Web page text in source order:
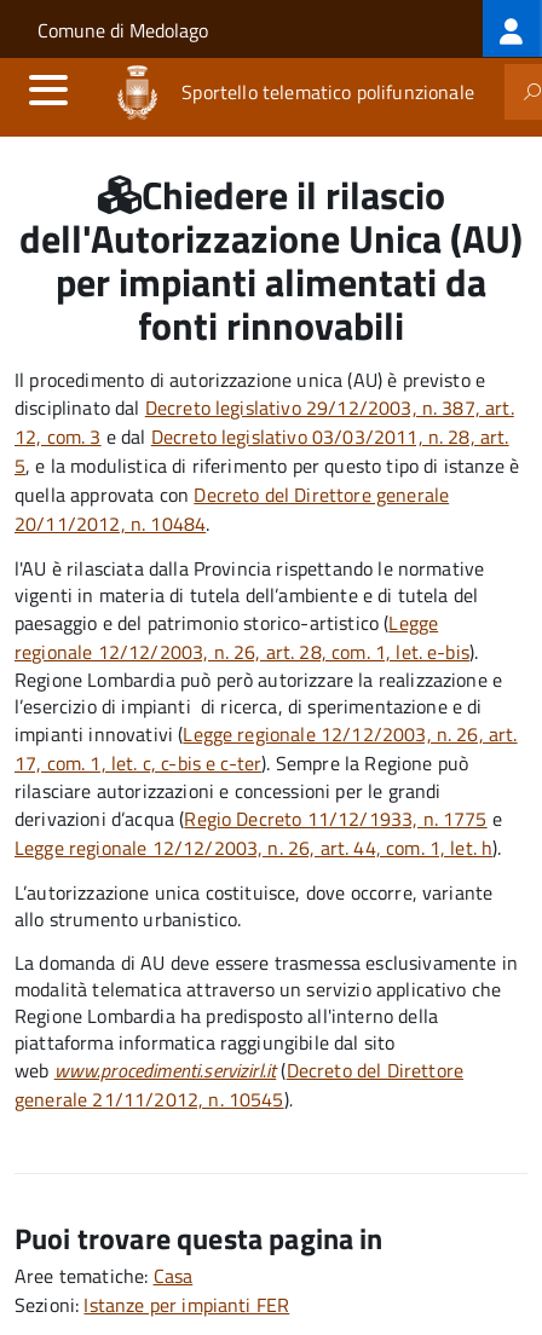
Salta al contenuto principale
Skip to site navigation
Comune di Medolago
Sportello telematico polifunzionale
Chiedere il rilascio
dell'Autorizzazione Unica (AU)
per impianti alimentati da
fonti rinnovabili
Il procedimento di autorizzazione unica (AU) è previsto e
disciplinato dal Decreto legislativo 29/12/2003, n. 387, art.
12, com. 3 e dal Decreto legislativo 03/03/2011, n. 28, art.
5, e la modulistica di riferimento per questo tipo di istanze è
quella approvata con Decreto del Direttore generale
20/11/2012, n. 10484.
l'AU è rilasciata dalla Provincia rispettando le normative
vigenti in materia di tutela dell’ambiente e di tutela del
paesaggio e del patrimonio storico-artistico (Legge
regionale 12/12/2003, n. 26, art. 28, com. 1, let. e-bis).
Regione Lombardia può però autorizzare la realizzazione e
l’esercizio di impianti di ricerca, di sperimentazione e di
impianti innovativi (Legge regionale 12/12/2003, n. 26, art.
17, com. 1, let. c, c-bis e c-ter). Sempre la Regione può
rilasciare autorizzazioni e concessioni per le grandi
derivazioni d’acqua (Regio Decreto 11/12/1933, n. 1775 e
Legge regionale 12/12/2003, n. 26, art. 44, com. 1, let. h).
L’autorizzazione unica costituisce, dove occorre, variante
allo strumento urbanistico.
La domanda di AU deve essere trasmessa esclusivamente in
modalità telematica attraverso un servizio applicativo che
Regione Lombardia ha predisposto all'interno della
piattaforma informatica raggiungibile dal sito
web www.procedimenti.servizirl.it(Decreto del Direttore
generale 21/11/2012, n. 10545).
Puoi trovare questa pagina in
Aree tematiche: Casa
Sezioni: Istanze per impianti FER